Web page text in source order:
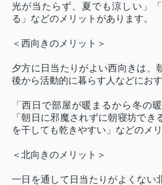
光が当たらず、夏でも涼しい」
る」などのメリットがあります。
＜西向きのメリット＞
夕方に日当たりがよい西向きは、
後から活動的に暮らす人などにおす
「西日で部屋が暖まるから冬の
「朝日に邪魔されずに朝寝坊でき
を干しても乾きやすい」などのメ
＜北向きのメリット＞
一日を通して日当たりがよくない